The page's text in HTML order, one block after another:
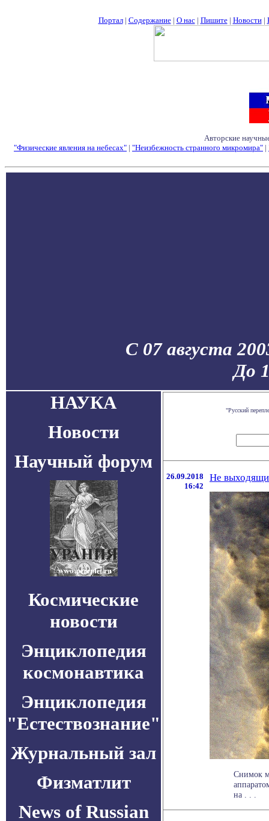
Портал| Содержание| О нас| Пишите| Новости|
Авторские
"Физические явления на небесах" | "Неизбежность странного микромира" |
С 07 августа
До
НАУКА
Новости
Научный форум
Космические
новости
Энциклопедия
космонавтика
Энциклопедия
"Естествознание"
Журнальный зал
Физматлит
News of Russian
"Русский
26.09.2018
16:42
Не
Снимок
на . . .